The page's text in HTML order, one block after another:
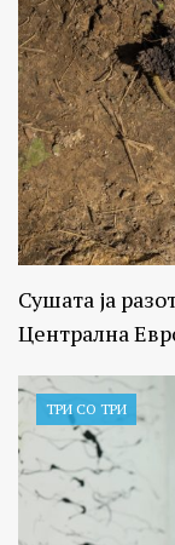
Сушата ја
Централна
ТРИ СО ТРИ